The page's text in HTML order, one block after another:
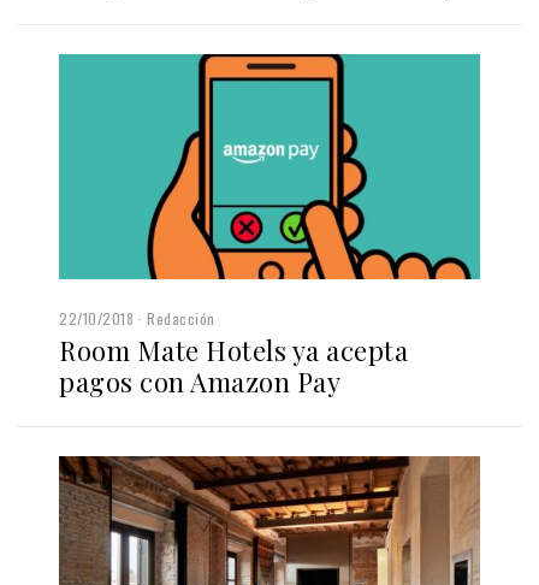
22/10/2018 Redacción
Room Mate Hotels ya acepta
pagos con Amazon Pay